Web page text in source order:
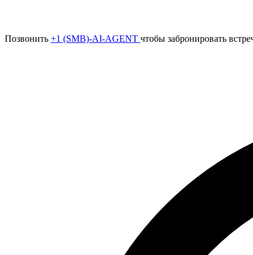
Позвонить +1 (SMB)-AI-AGENT чтобы забронировать